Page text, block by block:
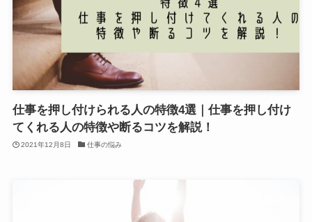
仕事を押し付けられる人の特徴4選｜仕事を押し付け
てくれる人の特徴や断るコツを解説！
2021年12月8日 仕事の悩み